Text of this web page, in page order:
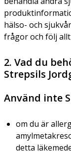
hälso- och
frågor och följ
2. Vad du
Strepsils
Använd inte
om du är
detta